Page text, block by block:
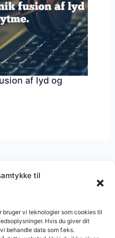
til
bruger vi teknologier som cookies til
Hvis du giver dit
behandle data som f.eks.
af lyd og
BasimWorld